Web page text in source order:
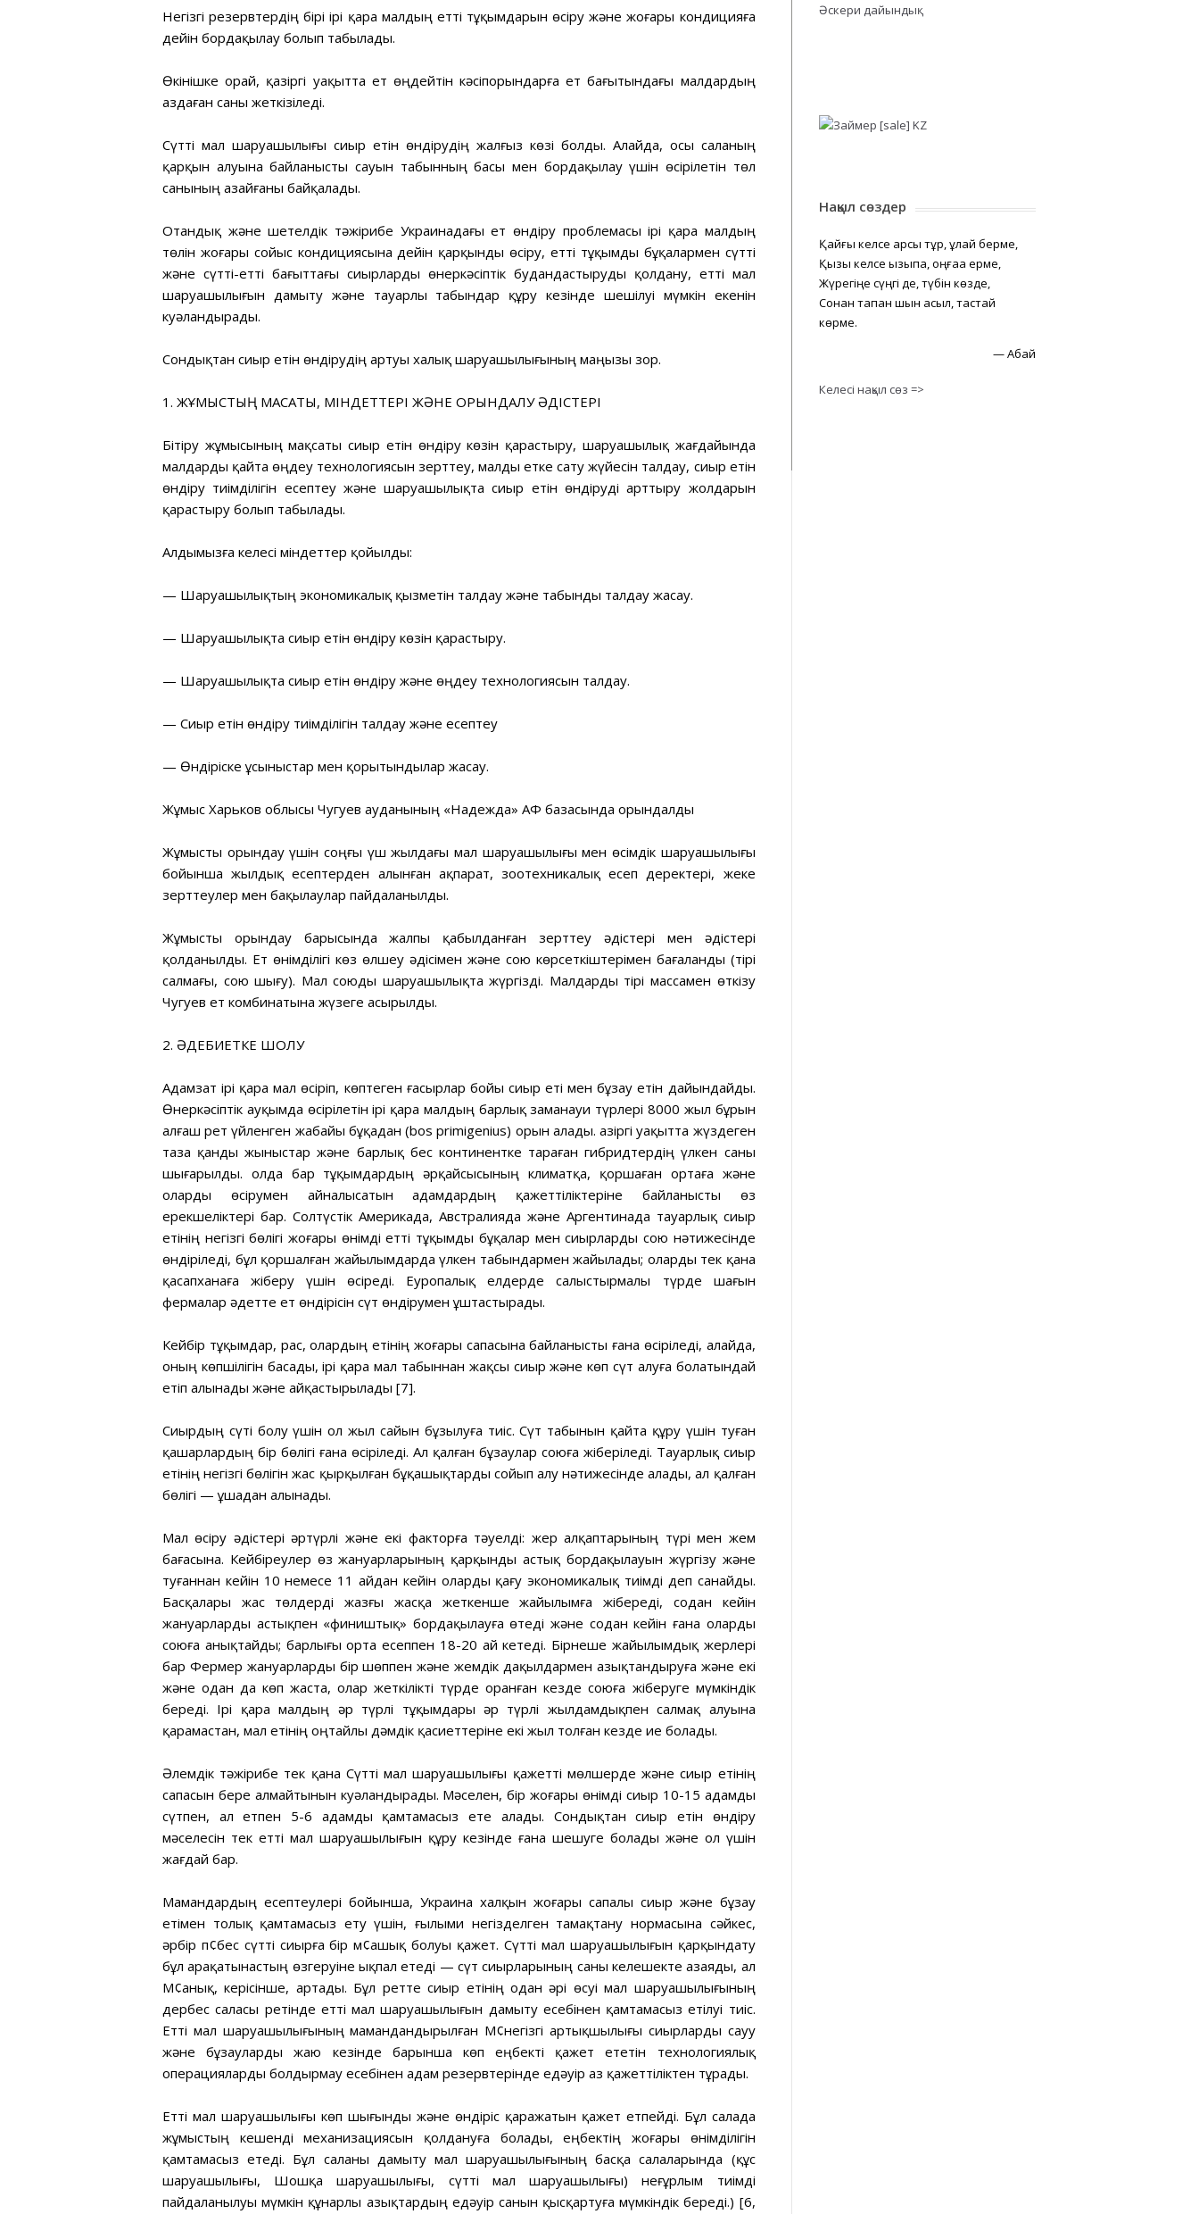
Негізгі резервтердің бірі ірі қара малдың етті тұқымдарын өсіру және жоғары кондицияға
дейін бордақылау болып табылады.
Өкінішке орай, қазіргі уақытта ет өңдейтін кәсіпорындарға ет бағытындағы малдардың
аздаған саны жеткізіледі.
Сүтті мал шаруашылығы сиыр етін өндірудің жалғыз көзі болды. Алайда, осы саланың
қарқын алуына байланысты сауын табынның басы мен бордақылау үшін өсірілетін төл
санының азайғаны байқалады.
Отандық және шетелдік тәжірибе Украинадағы ет өндіру проблемасы ірі қара малдың
төлін жоғары сойыс кондициясына дейін қарқынды өсіру, етті тұқымды бұқалармен сүтті
және сүтті-етті бағыттағы сиырларды өнеркәсіптік будандастыруды қолдану, етті мал
шаруашылығын дамыту және тауарлы табындар құру кезінде шешілуі мүмкін екенін
куәландырады.
Сондықтан сиыр етін өндірудің артуы халық шаруашылығының маңызы зор.
1. ЖҰМЫСТЫҢ МАҚСАТЫ, МІНДЕТТЕРІ ЖӘНЕ ОРЫНДАЛУ ӘДІСТЕРІ
Бітіру жұмысының мақсаты сиыр етін өндіру көзін қарастыру, шаруашылық жағдайында
малдарды қайта өңдеу технологиясын зерттеу, малды етке сату жүйесін талдау, сиыр етін
өндіру тиімділігін есептеу және шаруашылықта сиыр етін өндіруді арттыру жолдарын
қарастыру болып табылады.
Алдымызға келесі міндеттер қойылды:
— Шаруашылықтың экономикалық қызметін талдау және табынды талдау жасау.
— Шаруашылықта сиыр етін өндіру көзін қарастыру.
— Шаруашылықта сиыр етін өндіру және өңдеу технологиясын талдау.
— Сиыр етін өндіру тиімділігін талдау және есептеу
— Өндіріске ұсыныстар мен қорытындылар жасау.
Жұмыс Харьков облысы Чугуев ауданының «Надежда» АФ базасында орындалды
Жұмысты орындау үшін соңғы үш жылдағы мал шаруашылығы мен өсімдік шаруашылығы
бойынша жылдық есептерден алынған ақпарат, зоотехникалық есеп деректері, жеке
зерттеулер мен бақылаулар пайдаланылды.
Жұмысты орындау барысында жалпы қабылданған зерттеу әдістері мен әдістері
қолданылды. Ет өнімділігі көз өлшеу әдісімен және сою көрсеткіштерімен бағаланды (тірі
салмағы, сою шығу). Мал союды шаруашылықта жүргізді. Малдарды тірі массамен өткізу
Чугуев ет комбинатына жүзеге асырылды.
2. ӘДЕБИЕТКЕ ШОЛУ
Адамзат ірі қара мал өсіріп, көптеген ғасырлар бойы сиыр еті мен бұзау етін дайындайды.
Өнеркәсіптік ауқымда өсірілетін ірі қара малдың барлық заманауи түрлері 8000 жыл бұрын
алғаш рет үйленген жабайы бұқадан (bos primigenius) орын алады. Қазіргі уақытта жүздеген
таза қанды жыныстар және барлық бес континентке тараған гибридтердің үлкен саны
шығарылды. Қолда бар тұқымдардың әрқайсысының климатқа, қоршаған ортаға және
оларды өсірумен айналысатын адамдардың қажеттіліктеріне байланысты өз
ерекшеліктері бар. Солтүстік Америкада, Австралияда және Аргентинада тауарлық сиыр
етінің негізгі бөлігі жоғары өнімді етті тұқымды бұқалар мен сиырларды сою нәтижесінде
өндіріледі, бұл қоршалған жайылымдарда үлкен табындармен жайылады; оларды тек қана
қасапханаға жіберу үшін өсіреді. Еуропалық елдерде салыстырмалы түрде шағын
фермалар әдетте ет өндірісін сүт өндірумен ұштастырады.
Кейбір тұқымдар, рас, олардың етінің жоғары сапасына байланысты ғана өсіріледі, алайда,
оның көпшілігін басады, ірі қара мал табыннан жақсы сиыр және көп сүт алуға болатындай
етіп алынады және айқастырылады [7].
Сиырдың сүті болу үшін ол жыл сайын бұзылуға тиіс. Сүт табынын қайта құру үшін туған
қашарлардың бір бөлігі ғана өсіріледі. Ал қалған бұзаулар союға жіберіледі. Тауарлық сиыр
етінің негізгі бөлігін жас қырқылған бұқашықтарды сойып алу нәтижесінде алады, ал қалған
бөлігі — ұшадан алынады.
Мал өсіру әдістері әртүрлі және екі факторға тәуелді: жер алқаптарының түрі мен жем
бағасына. Кейбіреулер өз жануарларының қарқынды астық бордақылауын жүргізу және
туғаннан кейін 10 немесе 11 айдан кейін оларды қағу экономикалық тиімді деп санайды.
Басқалары жас төлдерді жазғы жасқа жеткенше жайылымға жібереді, содан кейін
жануарларды астықпен «фиништық» бордақылауға өтеді және содан кейін ғана оларды
союға анықтайды; барлығы орта есеппен 18-20 ай кетеді. Бірнеше жайылымдық жерлері
бар Фермер жануарларды бір шөппен және жемдік дақылдармен азықтандыруға және екі
және одан да көп жаста, олар жеткілікті түрде оранған кезде союға жіберуге мүмкіндік
береді. Ірі қара малдың әр түрлі тұқымдары әр түрлі жылдамдықпен салмақ алуына
қарамастан, мал етінің оңтайлы дәмдік қасиеттеріне екі жыл толған кезде ие болады.
Әлемдік тәжірибе тек қана Сүтті мал шаруашылығы қажетті мөлшерде және сиыр етінің
сапасын бере алмайтынын куәландырады. Мәселен, бір жоғары өнімді сиыр 10-15 адамды
сүтпен, ал етпен 5-6 адамды қамтамасыз ете алады. Сондықтан сиыр етін өндіру
мәселесін тек етті мал шаруашылығын құру кезінде ғана шешуге болады және ол үшін
жағдай бар.
Мамандардың есептеулері бойынша, Украина халқын жоғары сапалы сиыр және бұзау
етімен толық қамтамасыз ету үшін, ғылыми негізделген тамақтану нормасына сәйкес,
әрбір п¢бес сүтті сиырға бір м¢ашық болуы қажет. Сүтті мал шаруашылығын қарқындату
бұл арақатынастың өзгеруіне ықпал етеді — сүт сиырларының саны келешекте азаяды, ал
М¢анық, керісінше, артады. Бұл ретте сиыр етінің одан әрі өсуі мал шаруашылығының
дербес саласы ретінде етті мал шаруашылығын дамыту есебінен қамтамасыз етілуі тиіс.
Етті мал шаруашылығының мамандандырылған М¢негізгі артықшылығы сиырларды сауу
және бұзауларды жаю кезінде барынша көп еңбекті қажет ететін технологиялық
операцияларды болдырмау есебінен адам резервтерінде едәуір аз қажеттіліктен тұрады.
Етті мал шаруашылығы көп шығынды және өндіріс қаражатын қажет етпейді. Бұл салада
жұмыстың кешенді механизациясын қолдануға болады, еңбектің жоғары өнімділігін
қамтамасыз етеді. Бұл саланы дамыту мал шаруашылығының басқа салаларында (құс
шаруашылығы, Шошқа шаруашылығы, сүтті мал шаруашылығы) неғұрлым тиімді
пайдаланылуы мүмкін құнарлы азықтардың едәуір санын қысқартуға мүмкіндік береді.) [6,
Әскери дайындық
Нақыл сөздер
Қайғы келсе қарсы тұр, құлай берме,
Қызық келсе қызықпа, оңғаққа ерме,
Жүрегіңе сүңгі де, түбін көзде,
Сонан тапқан шын асыл, тастай
көрме.
—Абай
Келесі нақыл сөз =>